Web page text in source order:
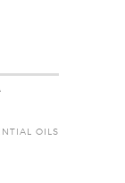
OILS